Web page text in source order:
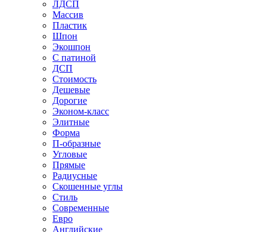
ЛДСП
Массив
Пластик
Шпон
Экошпон
С патиной
ДСП
Стоимость
Дешевые
Дорогие
Эконом-класс
Элитные
Форма
П-образные
Угловые
Прямые
Радиусные
Скошенные углы
Стиль
Современные
Евро
Английские